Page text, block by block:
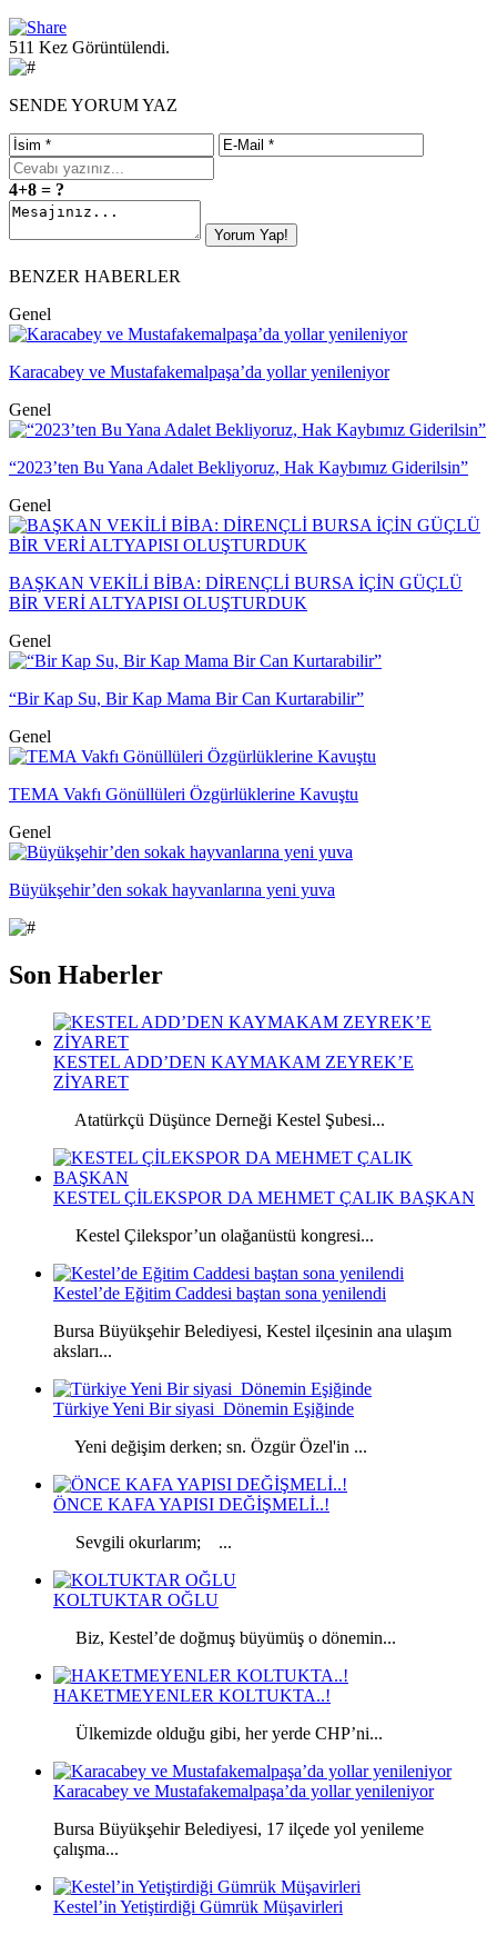
511 Kez Görüntülendi.
SENDE YORUM YAZ
4+8 = ?
BENZER HABERLER
Genel
Karacabey ve Mustafakemalpaşa’da yollar yenileniyor
Genel
“2023’ten Bu Yana Adalet Bekliyoruz, Hak Kaybımız Giderilsin”
Genel
BAŞKAN VEKİLİ BİBA: DİRENÇLİ BURSA İÇİN GÜÇLÜ
BİR VERİ ALTYAPISI OLUŞTURDUK
Genel
“Bir Kap Su, Bir Kap Mama Bir Can Kurtarabilir”
Genel
TEMA Vakfı Gönüllüleri Özgürlüklerine Kavuştu
Genel
Büyükşehir’den sokak hayvanlarına yeni yuva
Son Haberler
KESTEL ADD’DEN KAYMAKAM ZEYREK’E
ZİYARET
Atatürkçü Düşünce Derneği Kestel Şubesi...
KESTEL ÇİLEKSPOR DA MEHMET ÇALIK BAŞKAN
Kestel Çilekspor’un olağanüstü kongresi...
Kestel’de Eğitim Caddesi baştan sona yenilendi
Bursa Büyükşehir Belediyesi, Kestel ilçesinin ana ulaşım
aksları...
Türkiye Yeni Bir siyasi Dönemin Eşiğinde
Yeni değişim derken; sn. Özgür Özel'in ...
ÖNCE KAFA YAPISI DEĞİŞMELİ..!
Sevgili okurlarım; ...
KOLTUKTAR OĞLU
Biz, Kestel’de doğmuş büyümüş o dönemin...
HAKETMEYENLER KOLTUKTA..!
Ülkemizde olduğu gibi, her yerde CHP’ni...
Karacabey ve Mustafakemalpaşa’da yollar yenileniyor
Bursa Büyükşehir Belediyesi, 17 ilçede yol yenileme
çalışma...
Kestel’in Yetiştirdiği Gümrük Müşavirleri